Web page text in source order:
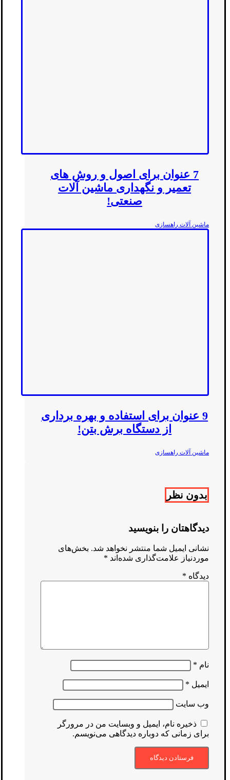
7 عنوان برای اصول و روش های
تعمیر و نگهداری ماشین آلات
صنعتی!
ماشین آلات راهسازی
9 عنوان برای استفاده و بهره برداری
از دستگاه برش بتن!
ماشین آلات راهسازی
بدون نظر
دیدگاهتان را بنویسید
نشانی ایمیل شما منتشر نخواهد شد. بخش‌های
موردنیاز علامت‌گذاری شده‌اند *
دیدگاه *
نام *
ایمیل *
وب‌ سایت
ذخیره نام، ایمیل و وبسایت من در مرورگر
برای زمانی که دوباره دیدگاهی می‌نویسم.